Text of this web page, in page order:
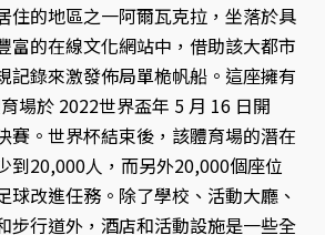
住的地區之一阿爾瓦克拉，坐落於具
富的在線文化網站中，借助該大都市
記錄來激發佈局單桅帆船。這座擁有
場於 2022世界盃年 5 月 16 日開
賽。世界杯結束後，該體育場的潛在
到20,000人，而另外20,000個座位
球改進任務。除了學校、活動大廳、
步行道外，酒店和活動設施是一些全